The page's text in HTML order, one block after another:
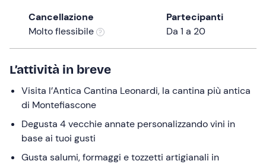
keyboard
shortcuts
for
dates.
Cancellazione
Molto flessibile
Partecipanti
Da 1 a 20
L’attività in breve
Visita l’Antica Cantina Leonardi, la cantina più antica
di Montefiascone
Degusta 4 vecchie annate personalizzando vini in
base ai tuoi gusti
Gusta salumi, formaggi e tozzetti artigianali in